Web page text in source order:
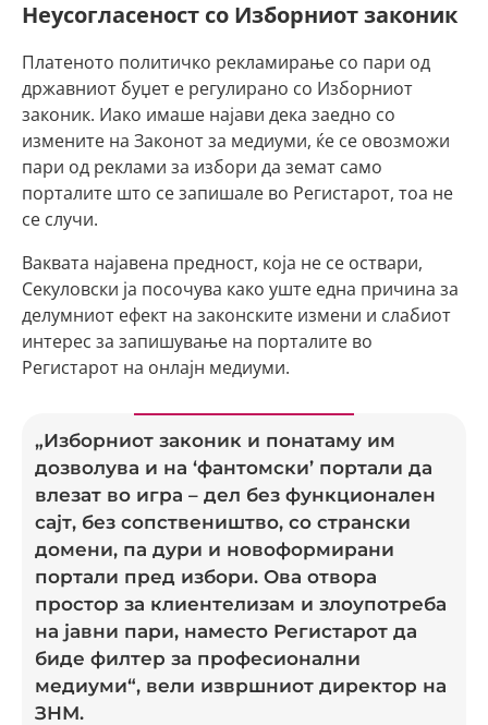
Неусогласеност со Изборниот законик
Платеното политичко рекламирање со пари од
државниот буџет е регулирано со Изборниот
законик. Иако имаше најави дека заедно со
измените на Законот за медиуми, ќе се овозможи
пари од реклами за избори да земат само
порталите што се запишале во Регистарот, тоа не
се случи.
Ваквата најавена предност, која не се оствари,
Секуловски ја посочува како уште една причина за
делумниот ефект на законските измени и слабиот
интерес за запишување на порталите во
Регистарот на онлајн медиуми.
„Изборниот законик и понатаму им
дозволува и на ‘фантомски’ портали да
влезат во игра – дел без функционален
сајт, без сопствеништво, со странски
домени, па дури и новоформирани
портали пред избори. Ова отвора
простор за клиентелизам и злоупотреба
на јавни пари, наместо Регистарот да
биде филтер за професионални
медиуми“, вели извршниот директор на
ЗНМ.